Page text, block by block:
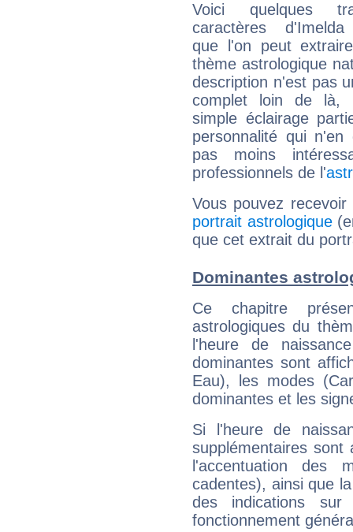
Voici quelques
caractères
que l'on peut
thème astrologique
description n'est pas
complet loin de là,
simple éclairage
personnalité qui n'en
pas moins
professionnels de l'
Vous pouvez
portrait astrologique
que cet extrait du
Dominantes
Ce chapitre
astrologiques du
l'heure de
dominantes sont
Eau), les modes
dominantes et les
Si l'heure de
supplémentaires sont
l'accentuation des
cadentes), ainsi que
des indications sur
fonctionnement